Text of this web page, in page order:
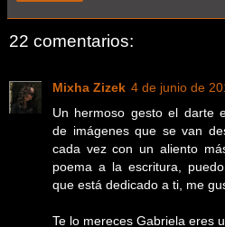
22 comentarios:
Mixha Zizek 4 de junio de
Un hermoso gesto el darte
de imágenes que se van
cada vez con un aliento
poema a la escritura,
que está dedicado a ti, me
Te lo mereces Gabriela eres